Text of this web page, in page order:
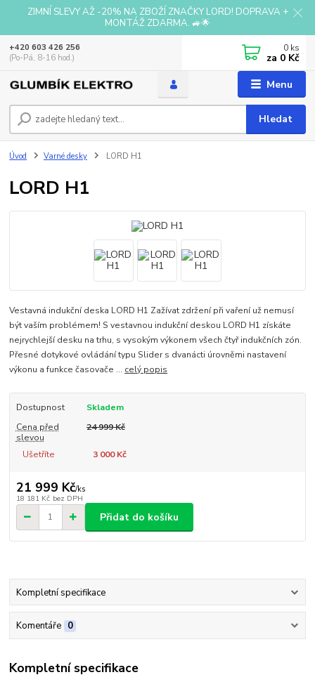
ZIMNÍ SLEVY AŽ -20% NA ZBOŽÍ ZNAČKY LORD! DOPRAVA +
MONTÁŽ ZDARMA. 🚙🌟
Menu
Hledat
+420 603 426 256
(Po-Pá, 8-16 hod.)
0 ks
za 0 Kč
Úvod Varné desky LORD H1
LORD H1
Vestavná indukční deska LORD H1 Zažívat zdržení při vaření už nemusí
být vaším problémem! S vestavnou indukční deskou LORD H1 získáte
nejrychlejší desku na trhu, s vysokým výkonem všech čtyř indukčních zón.
Přesné dotykové ovládání typu Slider s dvanácti úrovněmi nastavení
výkonu a funkce časovače ... celý popis
Dostupnost
Skladem
Cena před
slevou
24 999 Kč
Ušetříte 3 000 Kč
21 999 Kč/ks
18 181 Kč bez DPH
Přidat do košíku
Kompletní specifikace
Komentáře 0
Kompletní specifikace